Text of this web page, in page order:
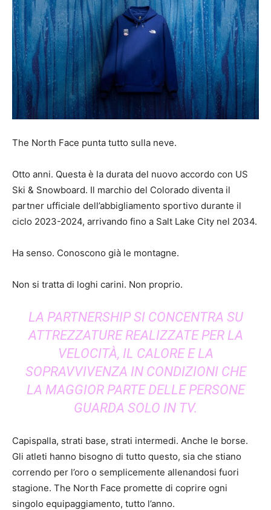
The North Face punta tutto sulla neve.
Otto anni. Questa è la durata del nuovo accordo con US
Ski & Snowboard. Il marchio del Colorado diventa il
partner ufficiale dell’abbigliamento sportivo durante il
ciclo 2023-2024, arrivando fino a Salt Lake City nel 2034.
Ha senso. Conoscono già le montagne.
Non si tratta di loghi carini. Non proprio.
LA PARTNERSHIP SI CONCENTRA SU
ATTREZZATURE REALIZZATE PER LA
VELOCITÀ, IL CALORE E LA
SOPRAVVIVENZA IN CONDIZIONI CHE
LA MAGGIOR PARTE DELLE PERSONE
GUARDA SOLO IN TV.
Capispalla, strati base, strati intermedi. Anche le borse.
Gli atleti hanno bisogno di tutto questo, sia che stiano
correndo per l’oro o semplicemente allenandosi fuori
stagione. The North Face promette di coprire ogni
singolo equipaggiamento, tutto l’anno.